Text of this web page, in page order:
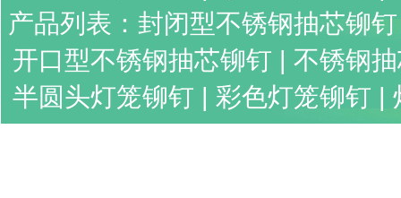
产品列表： 封闭型不锈钢抽芯铆钉
开口型不锈钢抽芯铆钉 | 不锈钢
半圆头灯笼铆钉 | 彩色灯笼铆钉 |